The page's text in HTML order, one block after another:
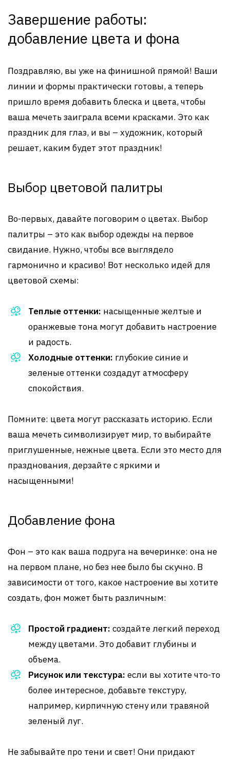
Завершение работы:
добавление цвета и фона
Поздравляю, вы уже на финишной прямой! Ваши
линии и формы практически готовы, а теперь
пришло время добавить блеска и цвета, чтобы
ваша мечеть заиграла всеми красками. Это как
праздник для глаз, и вы – художник, который
решает, каким будет этот праздник!
Выбор цветовой палитры
Во-первых, давайте поговорим о цветах. Выбор
палитры – это как выбор одежды на первое
свидание. Нужно, чтобы все выглядело
гармонично и красиво! Вот несколько идей для
цветовой схемы:
Теплые оттенки: насыщенные желтые и
оранжевые тона могут добавить настроение
и радость.
Холодные оттенки: глубокие синие и
зеленые оттенки создадут атмосферу
спокойствия.
Помните: цвета могут рассказать историю. Если
ваша мечеть символизирует мир, то выбирайте
приглушенные, нежные цвета. Если это место для
празднования, дерзайте с яркими и
насыщенными!
Добавление фона
Фон – это как ваша подруга на вечеринке: она не
на первом плане, но без нее было бы скучно. В
зависимости от того, какое настроение вы хотите
создать, фон может быть различным:
Простой градиент: создайте легкий переход
между цветами. Это добавит глубины и
объема.
Рисунок или текстура: если вы хотите что-то
более интересное, добавьте текстуру,
например, кирпичную стену или травяной
зеленый луг.
Не забывайте про тени и свет! Они придают